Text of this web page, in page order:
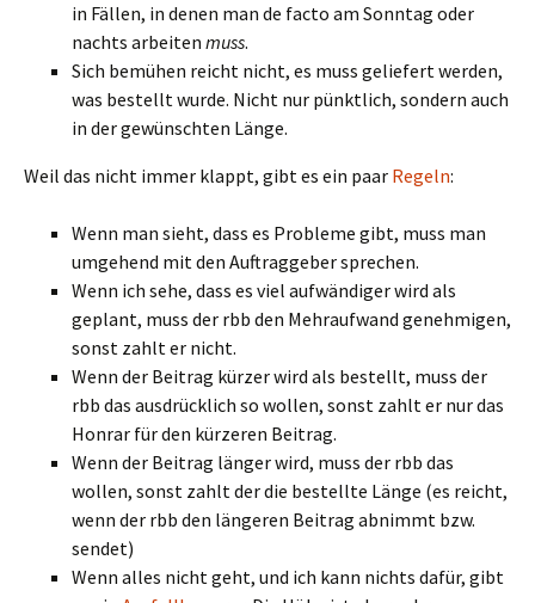
in Fällen, in denen man de facto am Sonntag oder
nachts arbeiten muss.
Sich bemühen reicht nicht, es muss geliefert werden,
was bestellt wurde. Nicht nur pünktlich, sondern auch
in der gewünschten Länge.
Weil das nicht immer klappt, gibt es ein paar Regeln:
Wenn man sieht, dass es Probleme gibt, muss man
umgehend mit den Auftraggeber sprechen.
Wenn ich sehe, dass es viel aufwändiger wird als
geplant, muss der rbb den Mehraufwand genehmigen,
sonst zahlt er nicht.
Wenn der Beitrag kürzer wird als bestellt, muss der
rbb das ausdrücklich so wollen, sonst zahlt er nur das
Honrar für den kürzeren Beitrag.
Wenn der Beitrag länger wird, muss der rbb das
wollen, sonst zahlt der die bestellte Länge (es reicht,
wenn der rbb den längeren Beitrag abnimmt bzw.
sendet)
Wenn alles nicht geht, und ich kann nichts dafür, gibt